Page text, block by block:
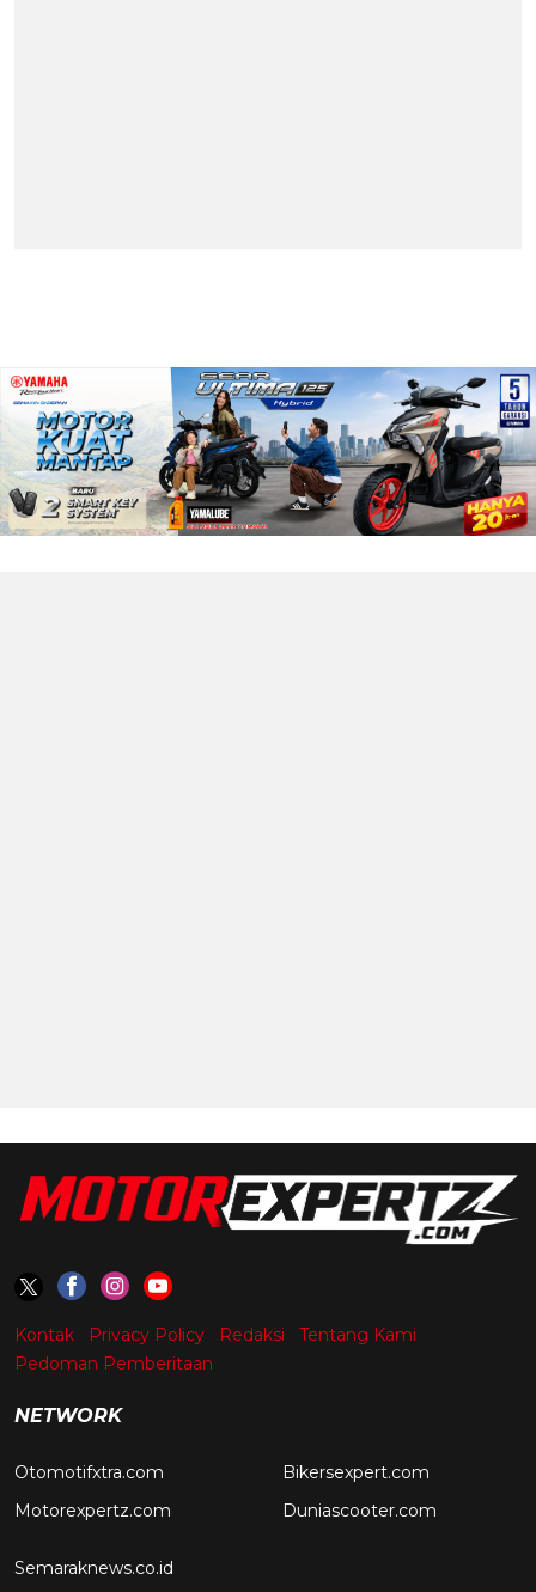
Kontak Privacy Policy Redaksi
Tentang Kami
Pedoman Pemberitaan
NETWORK
Otomotifxtra.com
Motorexpertz.com
Bikersexpert.com
Duniascooter.com
Semaraknews.co.id